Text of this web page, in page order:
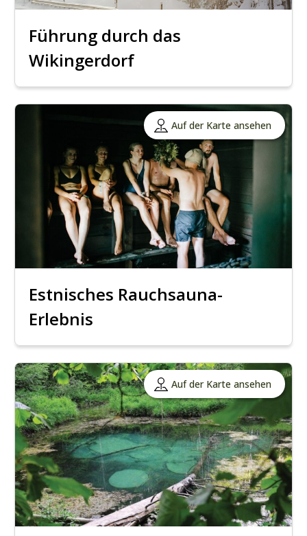
Führung durch das
Wikingerdorf
Auf der Karte ansehen
Estnisches Rauchsauna-
Erlebnis
Auf der Karte ansehen